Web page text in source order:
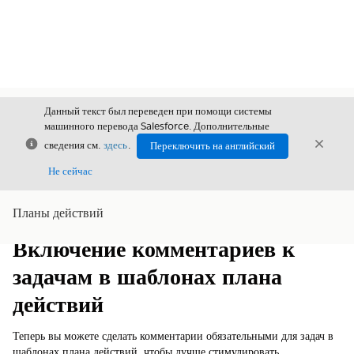
Закрыть
Данный текст был переведен при помощи системы
машинного перевода Salesforce. Дополнительные
сведения см. здесь.
Переключить на английский
Не сейчас
Планы действийПоказать содержание
Содержание
Включение комментариев к
задачам в шаблонах плана
действий
Теперь вы можете сделать комментарии обязательными для задач в